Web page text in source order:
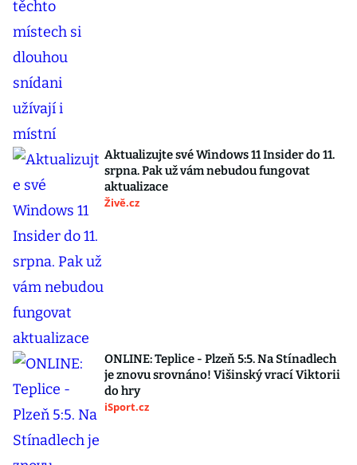
Aktualizujte své Windows 11 Insider do 11.
srpna. Pak už vám nebudou fungovat
aktualizace
Živě.cz
ONLINE: Teplice - Plzeň 5:5. Na Stínadlech
je znovu srovnáno! Višinský vrací Viktorii
do hry
iSport.cz